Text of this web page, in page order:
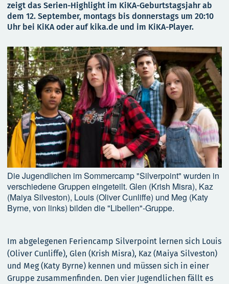
zeigt das Serien-Highlight im KiKA-Geburtstagsjahr ab
dem 12. September, montags bis donnerstags um 20:10
Uhr bei KiKA oder auf kika.de und im KiKA-Player.
Die Jugendlichen im Sommercamp "Silverpoint" wurden in
verschiedene Gruppen eingeteilt. Glen (Krish Misra), Kaz
(Maiya Silveston), Louis (Oliver Cunliffe) und Meg (Katy
Byrne, von links) bilden die "Libellen"-Gruppe.
Im abgelegenen Feriencamp Silverpoint lernen sich Louis
(Oliver Cunliffe), Glen (Krish Misra), Kaz (Maiya Silveston)
und Meg (Katy Byrne) kennen und müssen sich in einer
Gruppe zusammenfinden. Den vier Jugendlichen fällt es